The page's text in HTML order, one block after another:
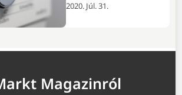
2020. Júl. 31.
Magazinról